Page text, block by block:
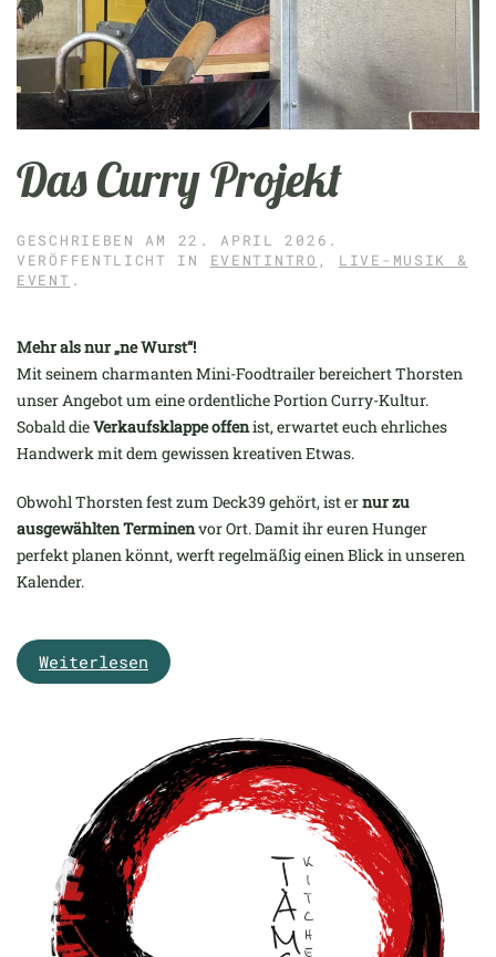
Das Curry Projekt
GESCHRIEBEN AM 22. APRIL 2026 .
VERÖFFENTLICHT IN EVENTINTRO , LIVE-MUSIK &
EVENT .
Mehr als nur „ne Wurst“!
Mit seinem charmanten Mini-Foodtrailer bereichert Thorsten
unser Angebot um eine ordentliche Portion Curry-Kultur.
Sobald dieVerkaufsklappe offenist, erwartet euch ehrliches
Handwerk mit dem gewissen kreativen Etwas.
Obwohl Thorsten fest zum Deck39 gehört, ist ernur zu
ausgewählten Terminenvor Ort. Damit ihr euren Hunger
perfekt planen könnt, werft regelmäßig einen Blick in unseren
Kalender.
Weiterlesen